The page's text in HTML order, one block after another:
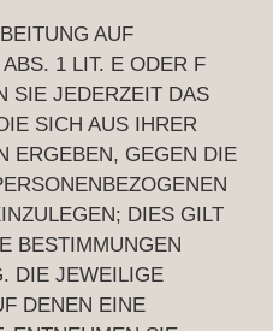
AUF
1 LIT. E ODER F
SIE JEDERZEIT DAS
SICH AUS IHRER
ERGEBEN, GEGEN DIE
DIES GILT
BESTIMMUNGEN
DIE JEWEILIGE
DENEN EINE